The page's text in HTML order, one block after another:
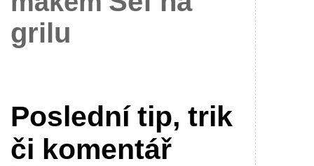
grilu
Poslední tip, trik
či komentář